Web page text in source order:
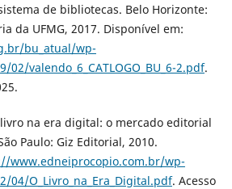
de bibliotecas. Belo Horizonte:
da UFMG, 2017. Disponível em:
bu_atual/wp-
valendo_6_CATLOGO_BU_6-2.pdf.
livro na era digital: o mercado editorial
Paulo: Giz Editorial, 2010.
www.edneiprocopio.com.br/wp-
04/O_Livro_na_Era_Digital.pdf. Acesso